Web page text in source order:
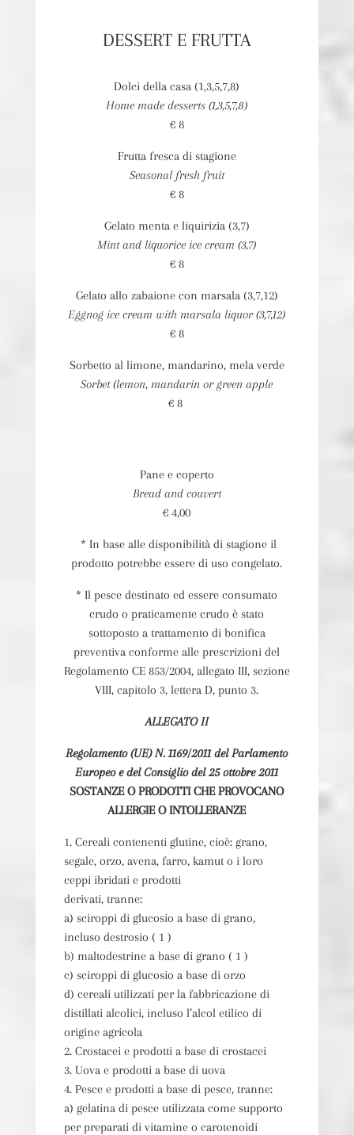
DESSERT E FRUTTA
Dolci della casa (1,3,5,7,8)
Home made desserts (1,3,5,7,8)
€ 8
Frutta fresca di stagione
Seasonal fresh fruit
€ 8
Gelato menta e liquirizia (3,7)
Mint and liquorice ice cream (3,7)
€ 8
Gelato allo zabaione con marsala (3,7,12)
Eggnog ice cream with marsala liquor (3,7,12)
€ 8
Sorbetto al limone, mandarino, mela verde
Sorbet (lemon, mandarin or green apple
€ 8
Pane e coperto
Bread and couvert
€ 4,00
* In base alle disponibilità di stagione il
prodotto potrebbe essere di uso congelato.
* Il pesce destinato ed essere consumato
crudo o praticamente crudo è stato
sottoposto a trattamento di bonifica
preventiva conforme alle prescrizioni del
Regolamento CE 853/2004, allegato III, sezione
VIII, capitolo 3, lettera D, punto 3.
ALLEGATO II
Regolamento (UE) N. 1169/2011 del Parlamento
Europeo e del Consiglio del 25 ottobre 2011
SOSTANZE O PRODOTTI CHE PROVOCANO
ALLERGIE O INTOLLERANZE
1. Cereali contenenti glutine, cioè: grano,
segale, orzo, avena, farro, kamut o i loro
ceppi ibridati e prodotti
derivati, tranne:
a) sciroppi di glucosio a base di grano,
incluso destrosio ( 1 )
b) maltodestrine a base di grano ( 1 )
c) sciroppi di glucosio a base di orzo
d) cereali utilizzati per la fabbricazione di
distillati alcolici, incluso l’alcol etilico di
origine agricola
2. Crostacei e prodotti a base di crostacei
3. Uova e prodotti a base di uova
4. Pesce e prodotti a base di pesce, tranne:
a) gelatina di pesce utilizzata come supporto
per preparati di vitamine o carotenoidi